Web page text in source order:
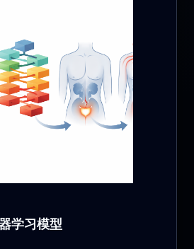
学习模型